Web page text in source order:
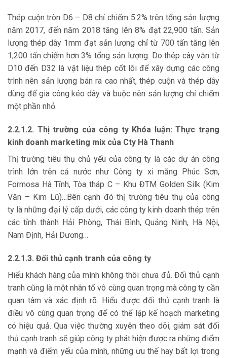
Thép cuộn tròn D6 – D8 chỉ chiếm 5.2% trên tổng sản lượng
năm 2017, đến năm 2018 tăng lên 8% đạt 22,900 tấn. Sản
lượng thép dây 1mm đạt sản lượng chỉ từ 700 tấn tăng lên
1,200 tấn chiếm hơn 3% tổng sản lượng. Do thép cây vằn từ
D10 đến D32 là vật liệu thép cốt lõi để xây dựng các công
trình nên sản lượng bán ra cao nhất, thép cuộn và thép dây
dùng để gia công kéo dây và buộc nên sản lượng chỉ chiếm
một phần nhỏ.
2.2.1.2. Thị trường của công ty Khóa luận: Thực trạng
kinh doanh marketing mix của Cty Hà Thanh
Thị trường tiêu thụ chủ yếu của công ty là các dự án công
trình lớn trên cả nước như Công ty xi măng Phúc Sơn,
Formosa Hà Tĩnh, Tòa tháp C – Khu ĐTM Golden Silk (Kim
Văn – Kim Lũ)…Bên cạnh đó thị trường tiêu thụ của công
ty là những đại lý cấp dưới, các công ty kinh doanh thép trên
các tỉnh thành Hải Phòng, Thái Bình, Quảng Ninh, Hà Nội,
Nam Định, Hải Dương…
2.2.1.3. Đối thủ cạnh tranh của công ty
Hiểu khách hàng của mình không thôi chưa đủ. Đối thủ cạnh
tranh cũng là một nhân tố vô cùng quan trọng mà công ty cần
quan tâm và xác định rõ. Hiểu được đối thủ cạnh tranh là
điều vô cùng quan trọng để có thể lập kế hoạch marketing
có hiệu quả. Qua việc thường xuyên theo dõi, giám sát đối
thủ cạnh tranh sẽ giúp công ty phát hiện được ra những điểm
mạnh và điểm yếu của mình, những ưu thế hay bất lợi trong